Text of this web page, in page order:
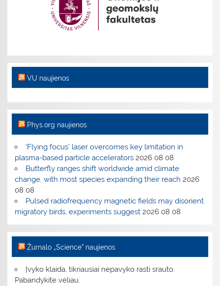
VU naujienos
Phys.org naujienos
'Flying focus' laser overcomes key limitation in
plasma-based particle accelerators 2026 08 08
Butterfly ranges shift worldwide amid climate
change, with most species expanding their reach 2026
08 08
Pulsed radiofrequency magnetic fields may disorient
migratory birds, experiments suggest 2026 08 08
Žurnalo „Science” naujienos
Įvyko klaida, tikriausiai nepavyko rasti srauto.
Pabandykite vėliau.